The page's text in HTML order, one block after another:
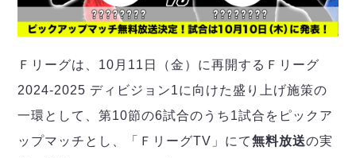
メットライフ生命Ｆリーグカップ 2026
大会概要
アリーナ情報
チケット情報
過去の記録
リガーレヴィア葛飾
Y．S．C．C．横浜
アグレミーナ浜松
デウソン神戸
ポルセイド浜田
ミラクルスマイル新居浜
ハットトリック
選手の通算記録（Ｆ１）
エスポラーダ北海道
バルドラール浦安
DIVISION02
Ｆリーグは、10月11日（金）に再開するＦリーグ
2024-2025 ディビジョン1に向けた盛り上げ施策の
一環として、第10節の6試合のうち1試合をピックア
ップマッチとし、「ＦリーグTV」にて無料放送の実